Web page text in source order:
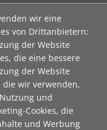
wir eine
von Drittanbietern:
der Website
die eine bessere
der Website
die wir verwenden,
und
Cookies, die
und Werbung